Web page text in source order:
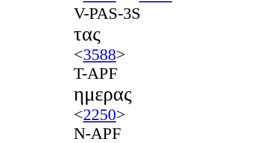
V-PAS-3S
τας
<3588>
T-APF
ημερας
<2250>
N-APF